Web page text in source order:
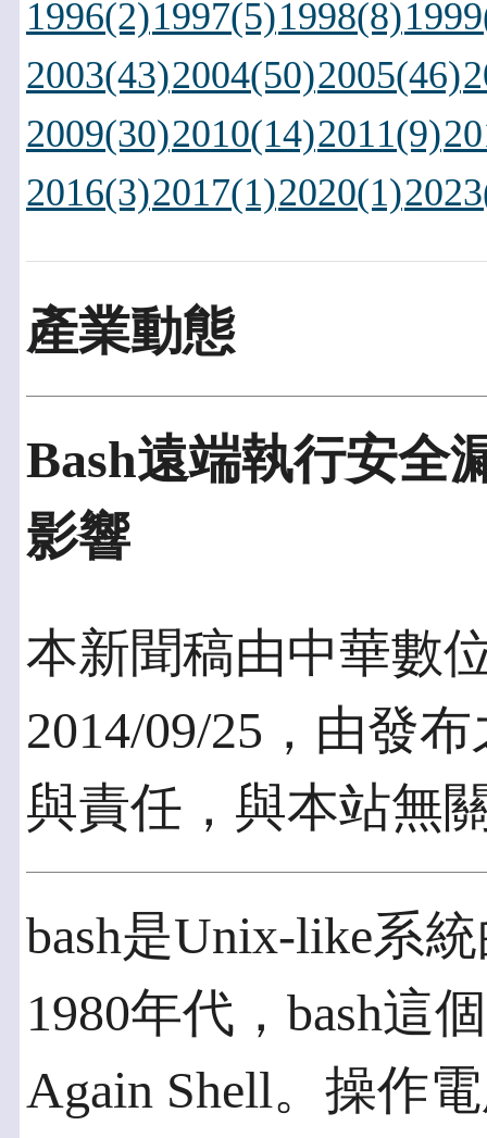
1996(2)1997(5)1998(8)
2003(43)2004(50)2005(46)
2009(30)2010(14)2011(9)
2016(3)2017(1)2020(1)
產業動態
Bash遠端執行安全
影響
本新聞稿由中華數
2014/09/25，由發
與責任，與本站無
bash是Unix-like系
1980年代，bash這
Again Shell。操作